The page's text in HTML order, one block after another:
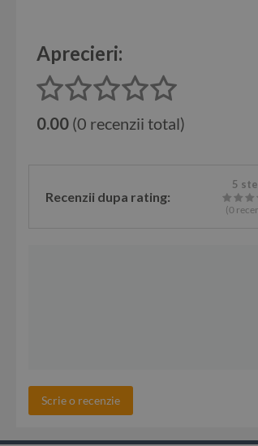
Aprecieri:
0.00 (0 recenzii total)
Recenzii dupa rating:
5
(0
Scrie o recenzie